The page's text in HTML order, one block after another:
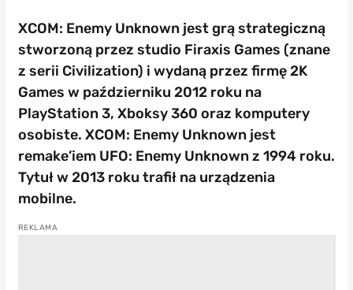
XCOM: Enemy Unknown jest grą strategiczną
stworzoną przez studio Firaxis Games (znane
z serii Civilization) i wydaną przez firmę 2K
Games w październiku 2012 roku na
PlayStation 3, Xboksy 360 oraz komputery
osobiste. XCOM: Enemy Unknown jest
remake’iem UFO: Enemy Unknown z 1994 roku.
Tytuł w 2013 roku trafił na urządzenia
mobilne.